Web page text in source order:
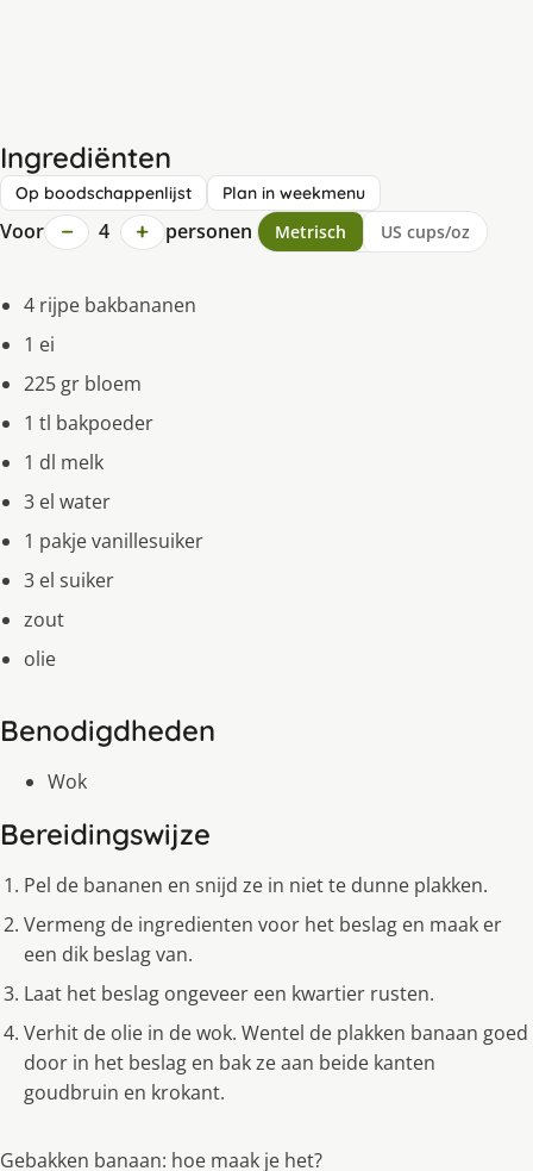
Ingrediënten
Op boodschappenlijst Plan in weekmenu
Voor − 4 + personen Metrisch US cups/oz
4 rijpe bakbananen
1 ei
225 gr bloem
1 tl bakpoeder
1 dl melk
3 el water
1 pakje vanillesuiker
3 el suiker
zout
olie
Benodigdheden
Wok
Bereidingswijze
Pel de bananen en snijd ze in niet te dunne plakken.
Vermeng de ingredienten voor het beslag en maak er
een dik beslag van.
Laat het beslag ongeveer een kwartier rusten.
Verhit de olie in de wok. Wentel de plakken banaan goed
door in het beslag en bak ze aan beide kanten
goudbruin en krokant.
Gebakken banaan: hoe maak je het?